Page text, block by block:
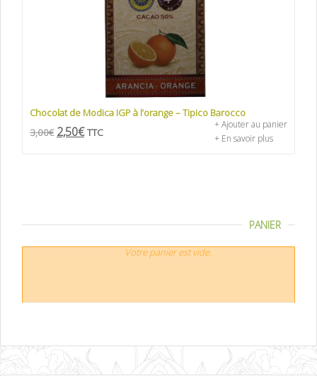
Chocolat de Modica IGP à l’orange – Tipico Barocco
3,00€ 2,50€ TTC
+ Ajouter au panier
+ En savoir plus
PANIER
Votre panier est vide.